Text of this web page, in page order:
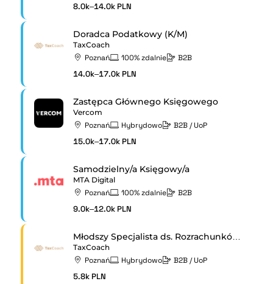
8.0k–14.0k PLN
Doradca Podatkowy (K/M)
TaxCoach
Poznań 100% zdalnie B2B
14.0k–17.0k PLN
Zastępca Głównego Księgowego
Vercom
Poznań Hybrydowo B2B / UoP
15.0k–17.0k PLN
Samodzielny/a Księgowy/a
MTA Digital
Poznań 100% zdalnie B2B
9.0k–12.0k PLN
Młodszy Specjalista ds. Rozrachunków (K/M)
TaxCoach
Poznań Hybrydowo B2B / UoP
5.8k PLN